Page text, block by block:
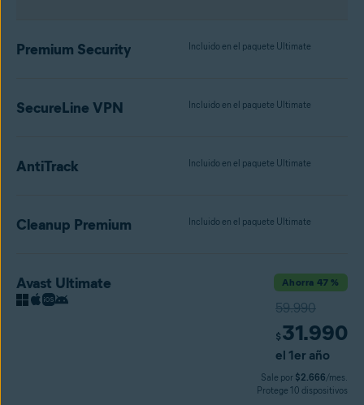
Premium Security Incluido en el paquete Ultimate
SecureLine VPN Incluido en el paquete Ultimate
AntiTrack Incluido en el paquete Ultimate
Cleanup Premium Incluido en el paquete Ultimate
Avast Ultimate Ahorra 47 %
$31.990
59.990
el 1er año
Sale por $2.666/mes.
Protege 10 dispositivos